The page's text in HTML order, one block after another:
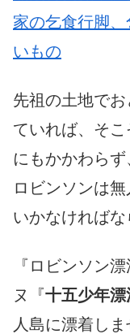
家の乞食行脚
いもの
先祖の土地で
ていれば、そ
にもかかわら
ロビンソンは
いかなければな
『ロビンソン
ヌ『十五少年漂
人島に漂着し